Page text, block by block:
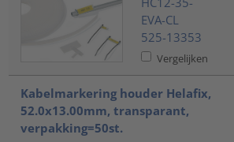
EVA-CL
525-13353
Vergelijken
Kabelmarkering houder Helafix,
52.0x13.00mm, transparant,
verpakking=50st.